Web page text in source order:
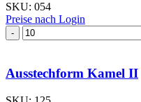
SKU: 054
Preise nach Login
Ausstechform Kamel II